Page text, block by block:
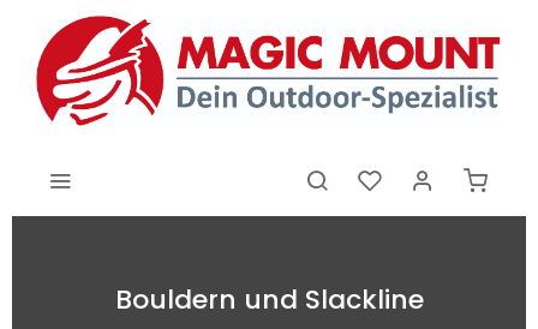
Bouldern und Slackline